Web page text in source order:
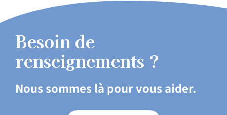
Besoin de
renseignements ?
Nous sommes là pour vous aider.